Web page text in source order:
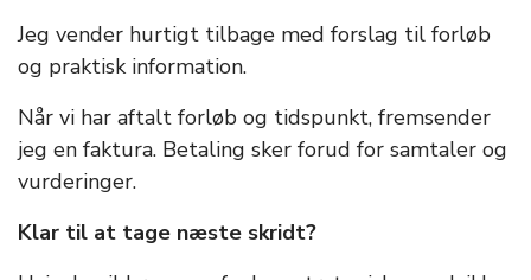
Jeg vender hurtigt tilbage med forslag til forløb
og praktisk information.
Når vi har aftalt forløb og tidspunkt, fremsender
jeg en faktura. Betaling sker forud for samtaler og
vurderinger.
Klar til at tage næste skridt?